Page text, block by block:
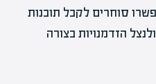
סוחרים לקבל תובנות
הזדמנויות בצורה